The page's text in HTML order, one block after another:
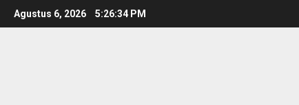
Skip
to
Agustus 6, 2026 5:26:35 PM